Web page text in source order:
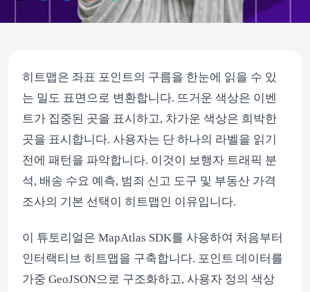
히트맵은 좌표 포인트의 구름을 한눈에 읽을 수 있
는 밀도 표면으로 변환합니다. 뜨거운 색상은 이벤
트가 집중된 곳을 표시하고, 차가운 색상은 희박한
곳을 표시합니다. 사용자는 단 하나의 라벨을 읽기
전에 패턴을 파악합니다. 이것이 보행자 트래픽 분
석, 배송 수요 예측, 범죄 신고 도구 및 부동산 가격
조사의 기본 선택이 히트맵인 이유입니다.
이 튜토리얼은 MapAtlas SDK를 사용하여 처음부터
인터랙티브 히트맵을 구축합니다. 포인트 데이터를
가중 GeoJSON으로 구조화하고, 사용자 정의 색상